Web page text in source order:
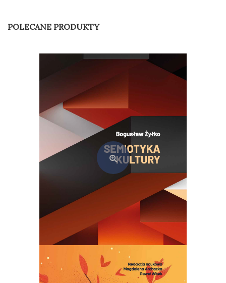
49,00
POLECANE PRODUKTY
Semiotyka kultury. Teoria i praktyka szkoły tartusko-moskiewskiej